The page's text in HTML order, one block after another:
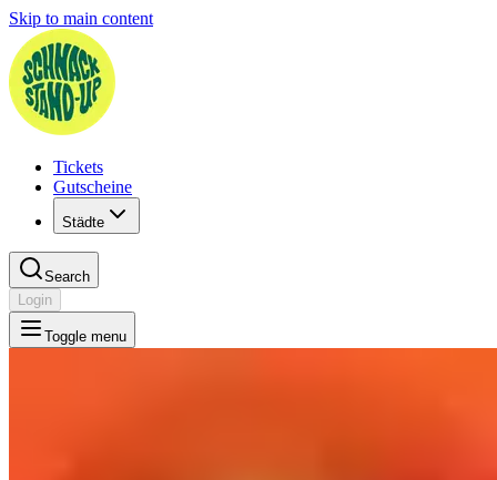
Skip to main content
Tickets
Gutscheine
Städte
Search
Login
Toggle menu